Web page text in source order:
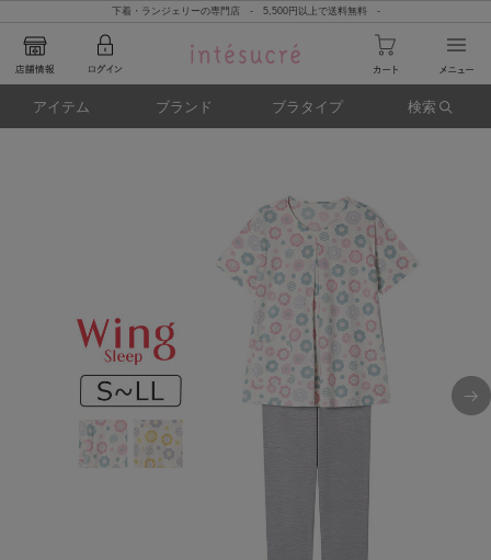
下着・ランジェリーの専門店 - 5,500円以上で送料無料 -
アイテム ブランド ブラタイプ 検索